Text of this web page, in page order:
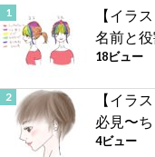
【イラ
名前と
18ビュー
【イラ
必見〜
4ビュー